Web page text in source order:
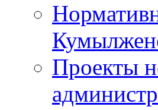
Проекты